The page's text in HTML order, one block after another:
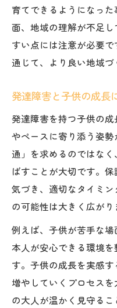
育てできるようになっ
面、地域の理解が不足
すい点には注意が必要
通じて、より良い地域づ
発達障害と子供の成長
発達障害を持つ子供の
やペースに寄り添う姿
通」を求めるのではな
ばすことが大切です。
気づき、適切なタイミ
の可能性は大きく広がり
例えば、子供が苦手な場
本人が安心できる環境
す。子供の成長を実感
増やしていくプロセス
の大人が温かく見守る